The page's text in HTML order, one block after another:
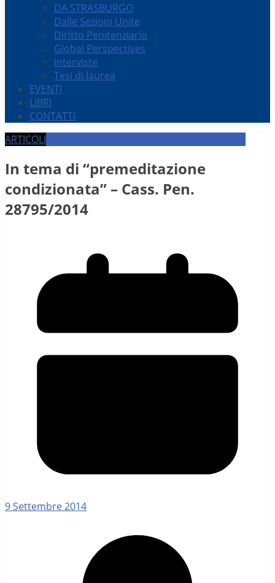
DA STRASBURGO
Dalle Sezioni Unite
Diritto Penitenziario
Global Perspectives
interviste
Tesi di laurea
EVENTI
LIBRI
CONTATTI
ARTICOLI
In tema di “premeditazione
condizionata” – Cass. Pen.
28795/2014
9 Settembre 2014